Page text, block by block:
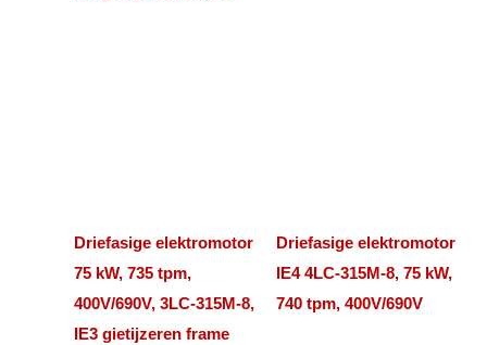
Driefasige elektromotor
75 kW, 735 tpm,
400V/690V, 3LC-315M-8,
IE3 gietijzeren frame
Driefasige elektromotor
IE4 4LC-315M-8, 75 kW,
740 tpm, 400V/690V